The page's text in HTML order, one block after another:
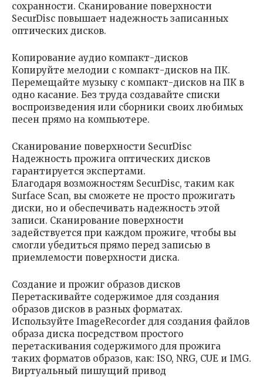
сохранности. Сканирование поверхности
SecurDisc повышает надежность записанных
оптических дисков.
Копирование аудио компакт-дисков
Копируйте мелодии с компакт-дисков на ПК.
Перемещайте музыку с компакт-дисков на ПК в
одно касание. Без труда создавайте списки
воспроизведения или сборники своих любимых
песен прямо на компьютере.
Сканирование поверхности SecurDisc
Надежность прожига оптических дисков
гарантируется экспертами.
Благодаря возможностям SecurDisc, таким как
Surface Scan, вы сможете не просто прожигать
диски, но и обеспечивать надежность этой
записи. Сканирование поверхности
задействуется при каждом прожиге, чтобы вы
смогли убедиться прямо перед записью в
приемлемости поверхности диска.
Создание и прожиг образов дисков
Перетаскивайте содержимое для создания
образов дисков в разных форматах.
Используйте ImageRecorder для создания файлов
образа диска посредством простого
перетаскивания содержимого для прожига
таких форматов образов, как: ISO, NRG, CUE и IMG.
Виртуальный пишущий привод